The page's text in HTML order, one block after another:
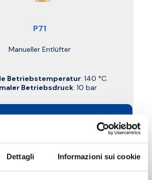
Dettagli Informazioni sui cookie
P71
Manueller Entlüfter
Betriebstemperatur: 140 °C.
Betriebsdruck: 10 bar